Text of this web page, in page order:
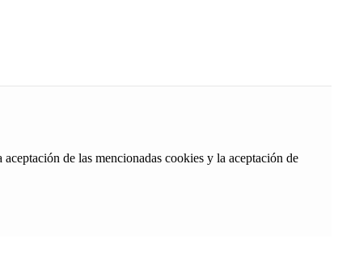
de las mencionadas cookies y la aceptación de